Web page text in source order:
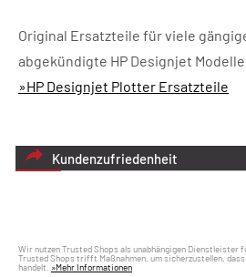
Original Ersatzteile für viele
abgekündigte HP Designjet
»HP Designjet Plotter Ersatzteile
Kundenzufriedenheit
Wir nutzen Trusted Shops als unabhängigen Dienstleister
Trusted Shops trifft Maßnahmen, um sicherzustellen,
handelt. »Mehr Informationen